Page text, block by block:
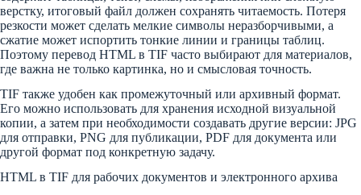
верстку, итоговый файл должен сохранять читаемость. Потеря
резкости может сделать мелкие символы неразборчивыми, а
сжатие может испортить тонкие линии и границы таблиц.
Поэтому перевод HTML в TIF часто выбирают для материалов,
где важна не только картинка, но и смысловая точность.
TIF также удобен как промежуточный или архивный формат.
Его можно использовать для хранения исходной визуальной
копии, а затем при необходимости создавать другие версии: JPG
для отправки, PNG для публикации, PDF для документа или
другой формат под конкретную задачу.
HTML в TIF для рабочих документов и электронного архива